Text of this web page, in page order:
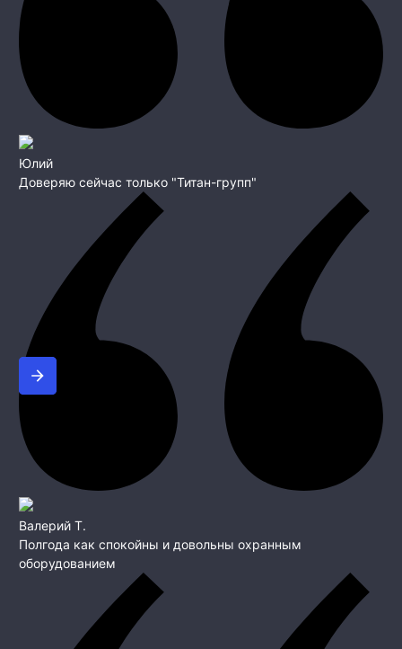
Юлий
Доверяю сейчас только "Титан-групп"
Валерий Т.
Полгода как спокойны и довольны охранным
оборудованием